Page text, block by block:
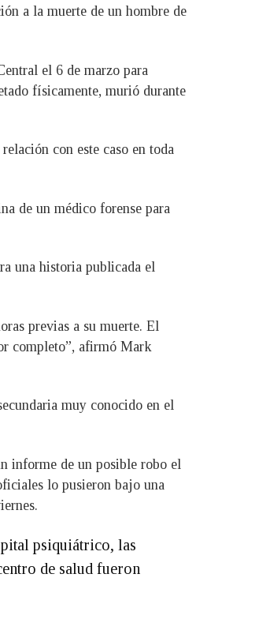
a la muerte de un hombre de
el 6 de marzo para
físicamente, murió durante
con este caso en toda
de un médico forense para
una historia publicada el
previas a su muerte. El
completo”, afirmó Mark
muy conocido en el
informe de un posible robo el
lo pusieron bajo una
psiquiátrico, las
de salud fueron